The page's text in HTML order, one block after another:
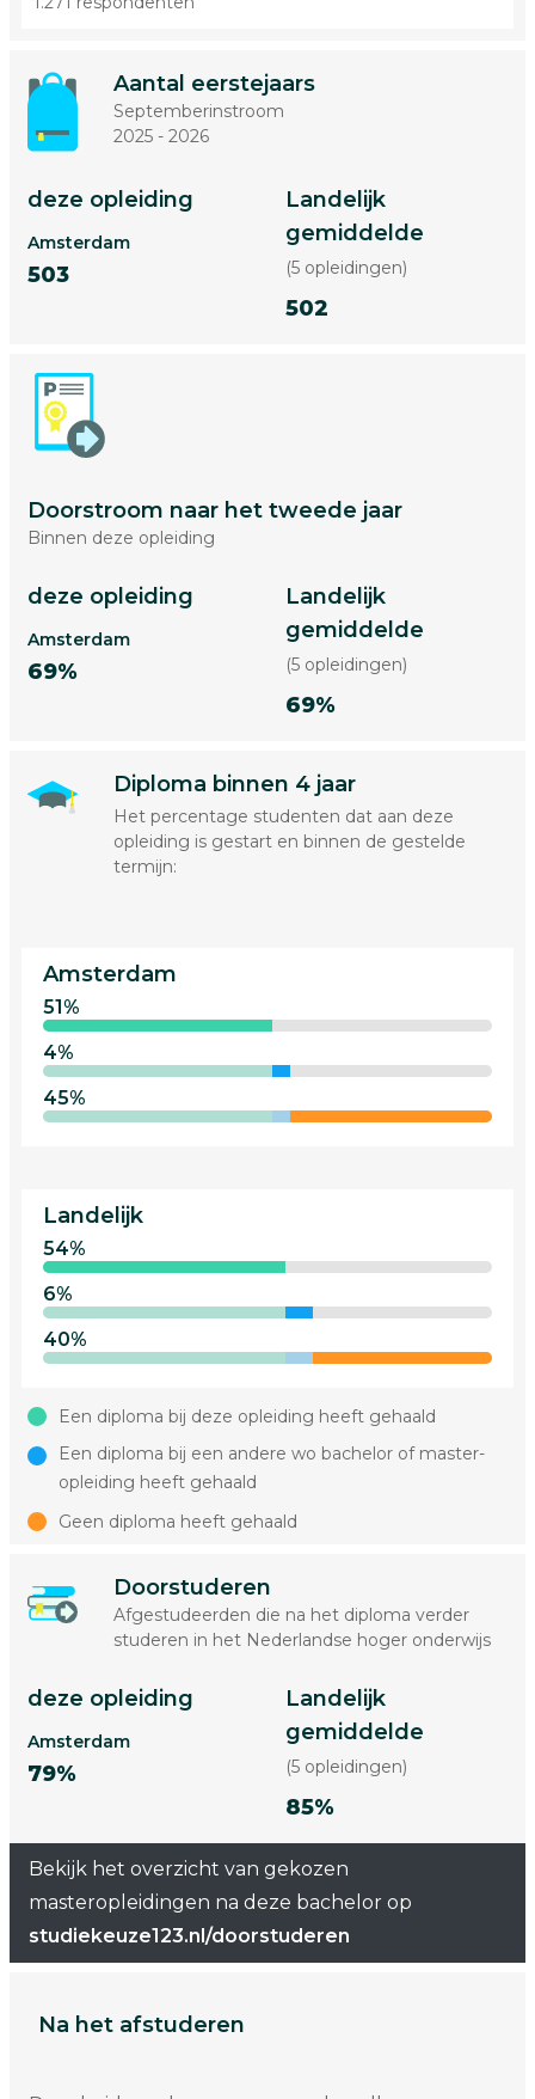
Aantal eerstejaars
Septemberinstroom
2025 - 2026
deze opleiding
Amsterdam
503
Landelijk
gemiddelde
(5 opleidingen)
502
Doorstroom naar het tweede jaar
Binnen deze opleiding
deze opleiding
Amsterdam
69%
Landelijk
gemiddelde
(5 opleidingen)
69%
Diploma binnen 4 jaar
Het percentage studenten dat aan deze
opleiding is gestart en binnen de gestelde
termijn:
Amsterdam
51%
4%
45%
Landelijk
54%
6%
40%
Een diploma bij deze opleiding heeft gehaald
Een diploma bij een andere wo bachelor of master-
opleiding heeft gehaald
Geen diploma heeft gehaald
Doorstuderen
Afgestudeerden die na het diploma verder
studeren in het Nederlandse hoger onderwijs
deze opleiding
Amsterdam
79%
Landelijk
gemiddelde
(5 opleidingen)
85%
Bekijk het overzicht van gekozen
masteropleidingen na deze bachelor op
studiekeuze123.nl/doorstuderen
Na het afstuderen